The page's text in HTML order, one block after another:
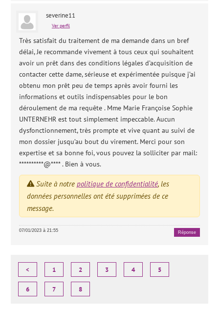
severine11
Ver perfil
Très satisfait du traitement de ma demande dans un bref
délai, Je recommande vivement à tous ceux qui souhaitent
avoir un prêt dans des conditions légales d’acquisition de
contacter cette dame, sérieuse et expérimentée puisque j’ai
obtenu mon prêt peu de temps après avoir fourni les
informations et outils indispensables pour le bon
déroulement de ma requête . Mme Marie Françoise Sophie
UNTERNEHR est tout simplement impeccable. Aucun
dysfonctionnement, très prompte et vive quant au suivi de
mon dossier jusqu’au bout du virement. Merci pour son
expertise et sa bonne foi, vous pouvez la solliciter par mail:
**********@**** . Bien à vous.
Suite à notrepolitique de confidentialité, les
données personnelles ont été supprimées de ce
message.
07/01/2023 à 21:55 Réponse
< 1 2 3 4 5
6 7 8